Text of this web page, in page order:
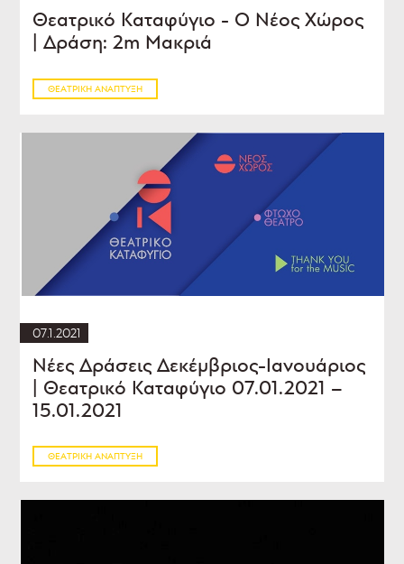
Θεατρικό Καταφύγιο - Ο Νέος Χώρος
| Δράση: 2m Μακριά
ΘΕΑΤΡΙΚΉ ΑΝΆΠΤΥΞΗ
07.1.2021
Νέες Δράσεις Δεκέμβριος-Ιανουάριος
| Θεατρικό Καταφύγιο 07.01.2021 –
15.01.2021
ΘΕΑΤΡΙΚΉ ΑΝΆΠΤΥΞΗ